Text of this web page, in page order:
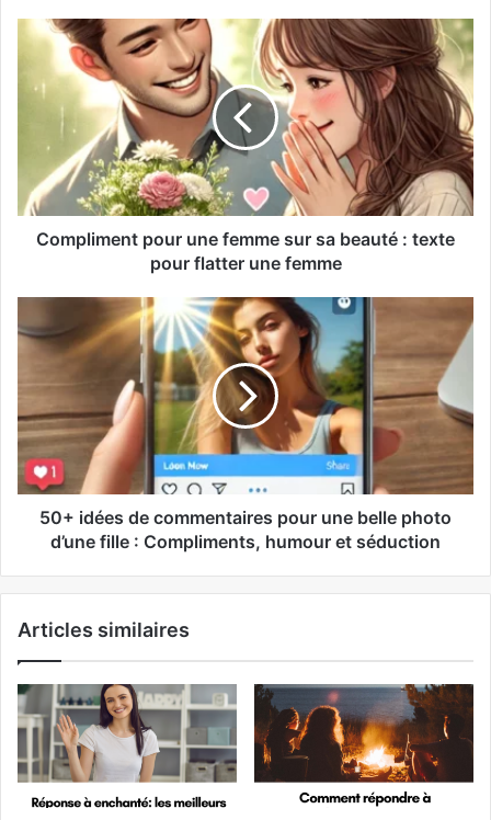
Compliment pour une femme sur sa beauté : texte
pour flatter une femme
50+ idées de commentaires pour une belle photo
d’une fille : Compliments, humour et séduction
Articles similaires